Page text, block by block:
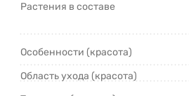
Растения в составе
Особенности (красота)
Область ухода (красота)